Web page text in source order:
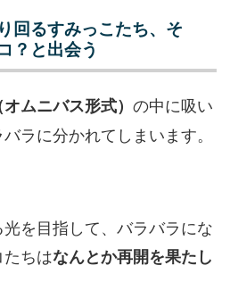
回るすみっこたち、そ
？と出会う
オムニバス形式） の中に吸い
ラに分かれてしまいます。
を目指して、バラバラにな
ちはなんとか再開を果たし